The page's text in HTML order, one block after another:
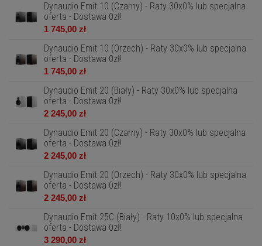
Dynaudio Emit 10 (Czarny) - Raty 30x0% lub specjalna
oferta - Dostawa 0zł!
1 745,00 zł
Dynaudio Emit 10 (Orzech) - Raty 30x0% lub specjalna
oferta - Dostawa 0zł!
1 745,00 zł
Dynaudio Emit 20 (Biały) - Raty 30x0% lub specjalna
oferta - Dostawa 0zł!
2 245,00 zł
Dynaudio Emit 20 (Czarny) - Raty 30x0% lub specjalna
oferta - Dostawa 0zł!
2 245,00 zł
Dynaudio Emit 20 (Orzech) - Raty 30x0% lub specjalna
oferta - Dostawa 0zł!
2 245,00 zł
Dynaudio Emit 25C (Biały) - Raty 10x0% lub specjalna
oferta - Dostawa 0zł!
3 290,00 zł